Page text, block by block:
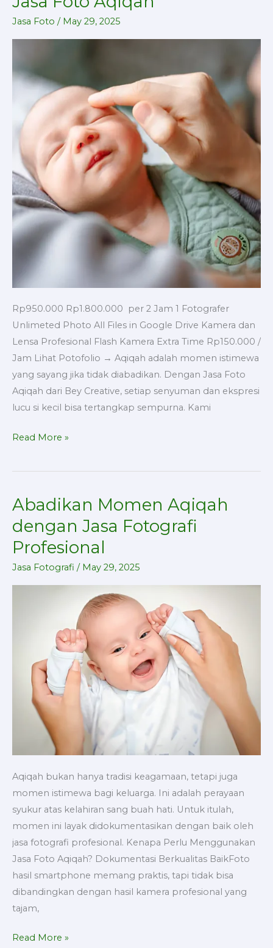
Jasa Foto / May 29, 2025
Rp950.000 Rp1.800.000 per 2 Jam 1 Fotografer
Unlimeted Photo All Files in Google Drive Kamera dan
Lensa Profesional Flash Kamera Extra Time Rp150.000 /
Jam Lihat Potofolio → Aqiqah adalah momen istimewa
yang sayang jika tidak diabadikan. Dengan Jasa Foto
Aqiqah dari Bey Creative, setiap senyuman dan ekspresi
lucu si kecil bisa tertangkap sempurna. Kami
Read More »
Abadikan Momen Aqiqah
dengan Jasa Fotografi
Profesional
Jasa Fotografi / May 29, 2025
Aqiqah bukan hanya tradisi keagamaan, tetapi juga
momen istimewa bagi keluarga. Ini adalah perayaan
syukur atas kelahiran sang buah hati. Untuk itulah,
momen ini layak didokumentasikan dengan baik oleh
jasa fotografi profesional. Kenapa Perlu Menggunakan
Jasa Foto Aqiqah? Dokumentasi Berkualitas BaikFoto
hasil smartphone memang praktis, tapi tidak bisa
dibandingkan dengan hasil kamera profesional yang
tajam,
Abadikan
Momen
Aqiqah
dengan
Jasa
Fotografi
Read More »